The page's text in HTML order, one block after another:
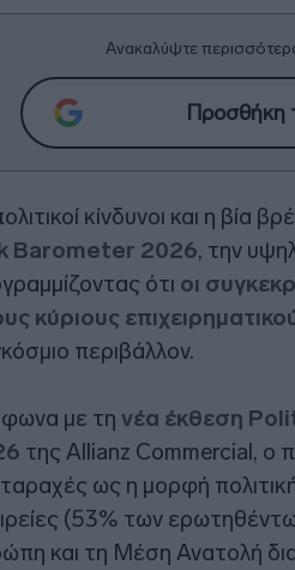
Ανακαλύψτε
Προσθήκη
κίνδυνοι και η βία
Barometer 2026, την
ότι οι
κύριους
περιβάλλον.
με τη νέα έκθεση
της Allianz Commercial, ο
ως η μορφή
(53% των
και τη Μέση Ανατολή